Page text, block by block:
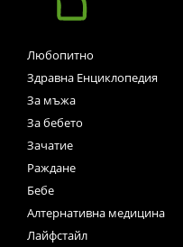
Любопитно
Здравна Енциклопедия
За мъжа
За бебето
Зачатие
Раждане
Бебе
Алтернативна медицина
Лайфстайл